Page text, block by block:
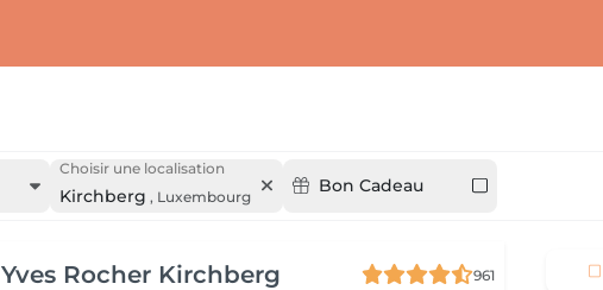
Choisir une localisation
Kirchberg , Luxembourg
Bon Cadeau
Yves Rocher Kirchberg
961